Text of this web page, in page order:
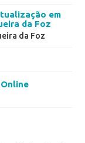
em
da Foz
da Foz